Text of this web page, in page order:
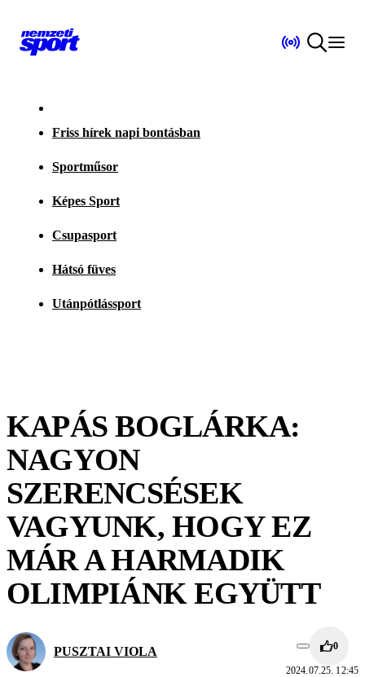
Friss hírek napi bontásban
Sportműsor
Képes Sport
Csupasport
Hátsó füves
Utánpótlássport
KAPÁS BOGLÁRKA:
NAGYON
SZERENCSÉSEK
VAGYUNK, HOGY EZ
MÁR A HARMADIK
OLIMPIÁNK EGYÜTT
PUSZTAI VIOLA 0
2024.07.25. 12:45